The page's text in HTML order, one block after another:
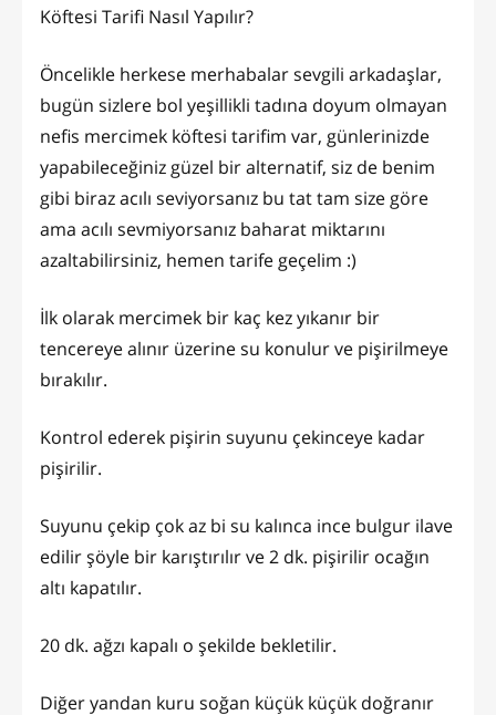
Köftesi Tarifi Nasıl Yapılır?
Öncelikle herkese merhabalar sevgili arkadaşlar,
bugün sizlere bol yeşillikli tadına doyum olmayan
nefis mercimek köftesi tarifim var, günlerinizde
yapabileceğiniz güzel bir alternatif, siz de benim
gibi biraz acılı seviyorsanız bu tat tam size göre
ama acılı sevmiyorsanız baharat miktarını
azaltabilirsiniz, hemen tarife geçelim :)
İlk olarak mercimek bir kaç kez yıkanır bir
tencereye alınır üzerine su konulur ve pişirilmeye
bırakılır.
Kontrol ederek pişirin suyunu çekinceye kadar
pişirilir.
Suyunu çekip çok az bi su kalınca ince bulgur ilave
edilir şöyle bir karıştırılır ve 2 dk. pişirilir ocağın
altı kapatılır.
20 dk. ağzı kapalı o şekilde bekletilir.
Diğer yandan kuru soğan küçük küçük doğranır